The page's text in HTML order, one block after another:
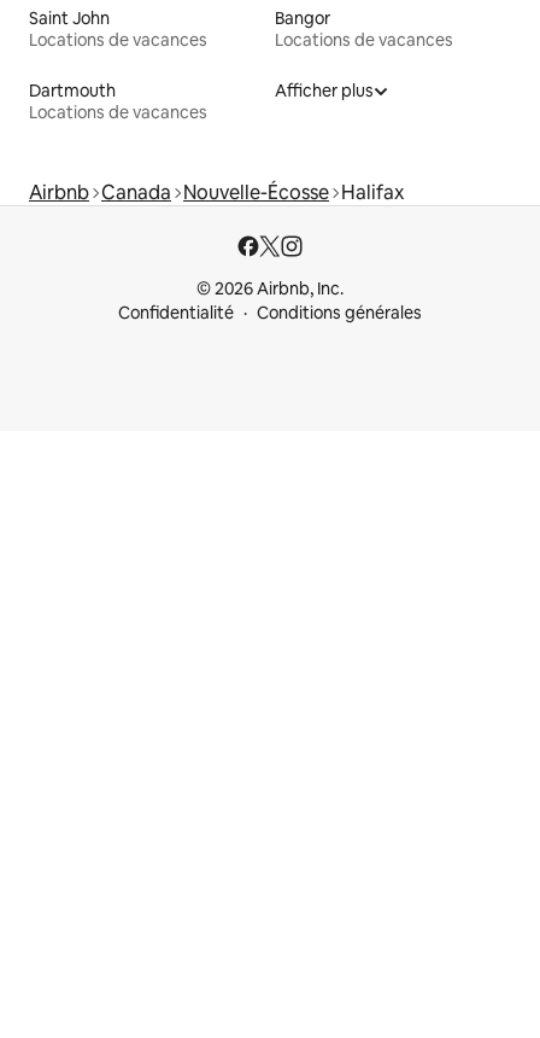
Saint John
Locations de vacances
Bangor
Locations de vacances
Dartmouth
Locations de vacances
Afficher plus
Airbnb Canada Nouvelle-Écosse Halifax
© 2026 Airbnb, Inc.
Confidentialité
Conditions générales